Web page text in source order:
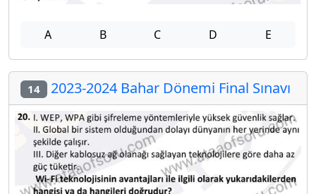
A B C D E
14 2023-2024 Bahar Dönemi Final Sınavı